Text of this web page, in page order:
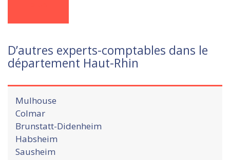
D’autres experts-comptables dans le
département Haut-Rhin
Mulhouse
Colmar
Brunstatt-Didenheim
Habsheim
Sausheim